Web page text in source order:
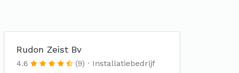
Rudon Zeist Bv
4.6 (9) Installatiebedrijf